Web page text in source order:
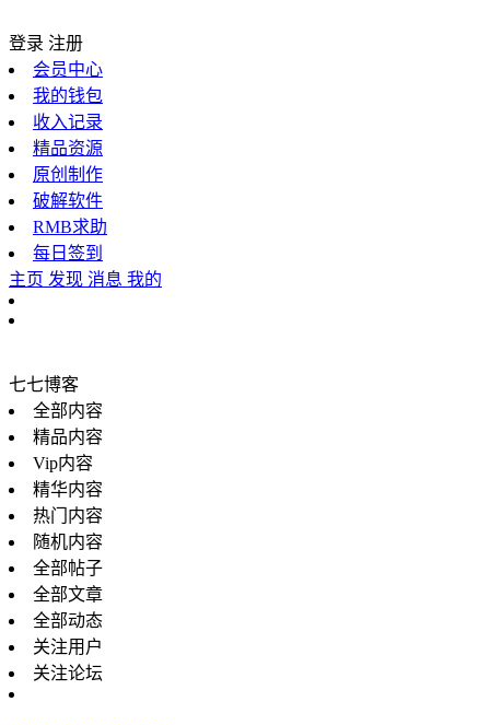
登录 注册
会员中心
我的钱包
收入记录
精品资源
原创制作
破解软件
RMB求助
每日签到
主页 发现 消息 我的
七七博客
全部内容
精品内容
Vip内容
精华内容
热门内容
随机内容
全部帖子
全部文章
全部动态
关注用户
关注论坛